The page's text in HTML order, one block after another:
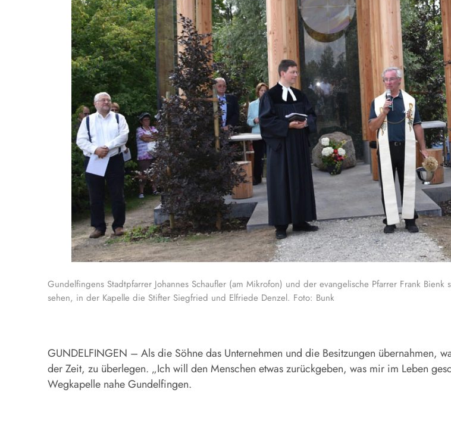
Gundelfingens Stadtpfarrer Johannes Schaufler (am Mikrofon) und der evangelische Pfarrer Frank
sehen, in der Kapelle die Stifter Siegfried und Elfriede Denzel. Foto: Bunk
GUNDELFINGEN – Als die Söhne das Unternehmen und die Besitzungen übernahmen,
der Zeit, zu überlegen. „Ich will den Menschen etwas zurückgeben, was mir im Leben
Wegkapelle nahe Gundelfingen.